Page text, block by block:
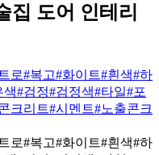
집 도어 인테리
로#복고#화이트#흰색#하
색#검정#검정색#타일#포
크리트#시멘트#노출콘크
로#복고#화이트#흰색#하